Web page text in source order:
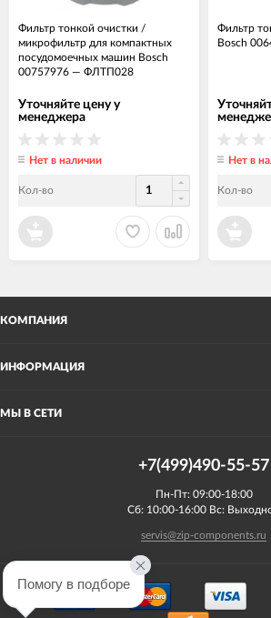
Фильтр тонкой очистки /
микрофильтр для компактных
посудомоечных машин Bosch
00757976 — ФЛТП028
Уточняйте цену у
менеджера
Нет в наличии
Кол-во
Фильтр
Bosch
Нет в
Кол-во
КОМПАНИЯ
ИНФОРМАЦИЯ
МЫ В СЕТИ
+7(499)490-55-57
Пн-Пт: 09:00-18:00
Сб: 10:00-16:00 Вс:
servis@zip-components.ru
Помогу в подборе